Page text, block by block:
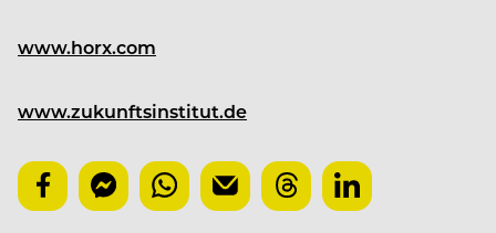
www.horx.com
www.zukunftsinstitut.de